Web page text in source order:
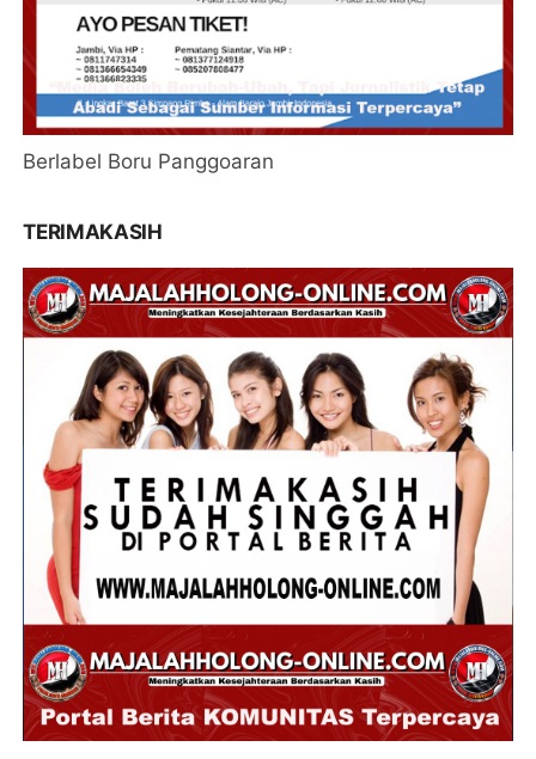
Berlabel Boru Panggoaran
TERIMAKASIH